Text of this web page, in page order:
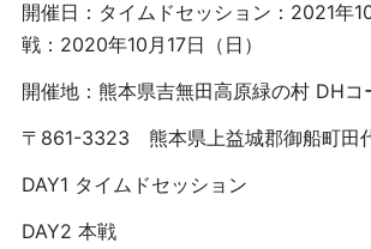
開催日：タイムドセッション：2021年
戦：2020年10月17日（日）
開催地：熊本県吉無田高原緑の村 DHコ
〒861-3323 熊本県上益城郡御船町田
DAY1 タイムドセッション
DAY2 本戦